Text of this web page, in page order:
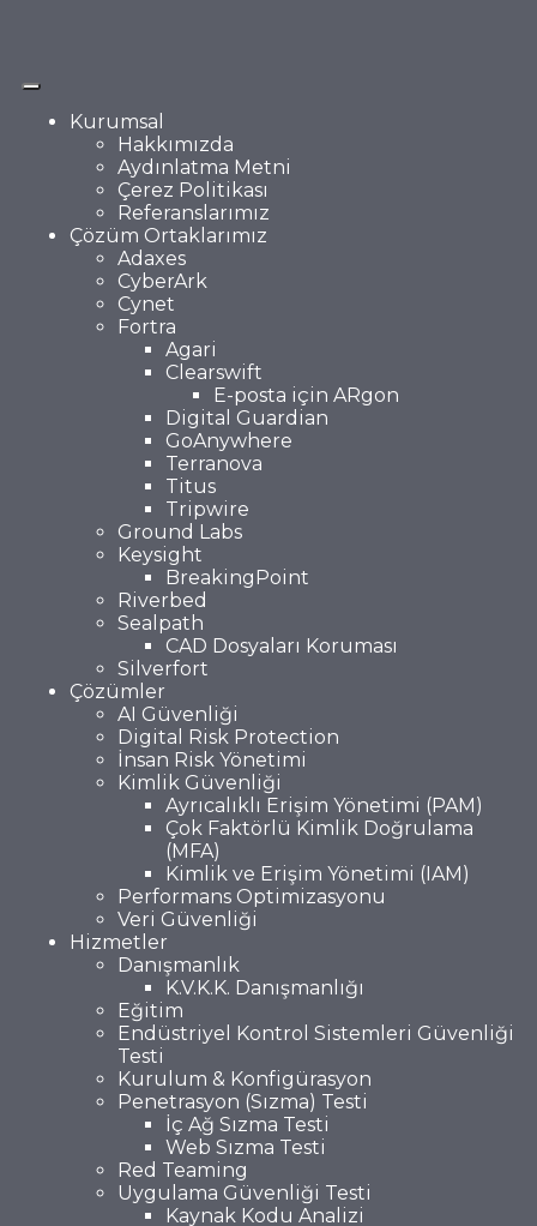
Kurumsal
Hakkımızda
Aydınlatma Metni
Çerez Politikası
Referanslarımız
Çözüm Ortaklarımız
Adaxes
CyberArk
Cynet
Fortra
Agari
Clearswift
E-posta için ARgon
Digital Guardian
GoAnywhere
Terranova
Titus
Tripwire
Ground Labs
Keysight
BreakingPoint
Riverbed
Sealpath
CAD Dosyaları Koruması
Silverfort
Çözümler
AI Güvenliği
Digital Risk Protection
İnsan Risk Yönetimi
Kimlik Güvenliği
Ayrıcalıklı Erişim Yönetimi (PAM)
Çok Faktörlü Kimlik Doğrulama
(MFA)
Kimlik ve Erişim Yönetimi (IAM)
Performans Optimizasyonu
Veri Güvenliği
Hizmetler
Danışmanlık
K.V.K.K. Danışmanlığı
Eğitim
Endüstriyel Kontrol Sistemleri Güvenliği
Testi
Kurulum & Konfigürasyon
Penetrasyon (Sızma) Testi
İç Ağ Sızma Testi
Web Sızma Testi
Red Teaming
Uygulama Güvenliği Testi
Kaynak Kodu Analizi